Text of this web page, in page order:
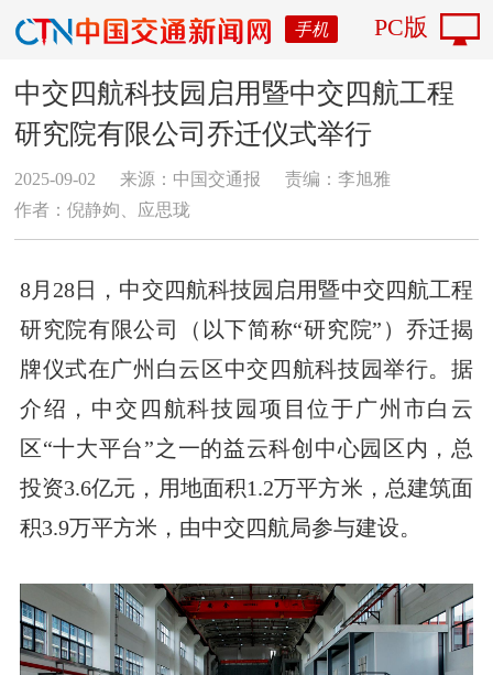
手机 PC版
中交四航科技园启用暨中交四航工程
研究院有限公司乔迁仪式举行
2025-09-02 来源：中国交通报
责编：李旭雅
作者：倪静姁、应思珑
8月28日，中交四航科技园启用暨中交四航工程
研究院有限公司（以下简称“研究院”）乔迁揭
牌仪式在广州白云区中交四航科技园举行。据
介绍，中交四航科技园项目位于广州市白云
区“十大平台”之一的益云科创中心园区内，总
投资3.6亿元，用地面积1.2万平方米，总建筑面
积3.9万平方米，由中交四航局参与建设。